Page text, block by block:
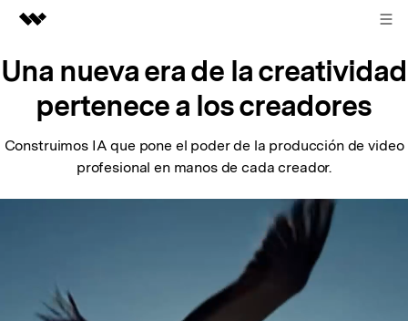
Productos destacados
Creatividad digital con AIGC
Utilidades
Empresas
Resumen
Soluciones
Quiénes somos
Sala de prensa
Soporte
Una nueva era de la creatividad
pertenece a los creadores
Construimos IA que pone el poder de la producción de video
profesional en manos de cada creador.